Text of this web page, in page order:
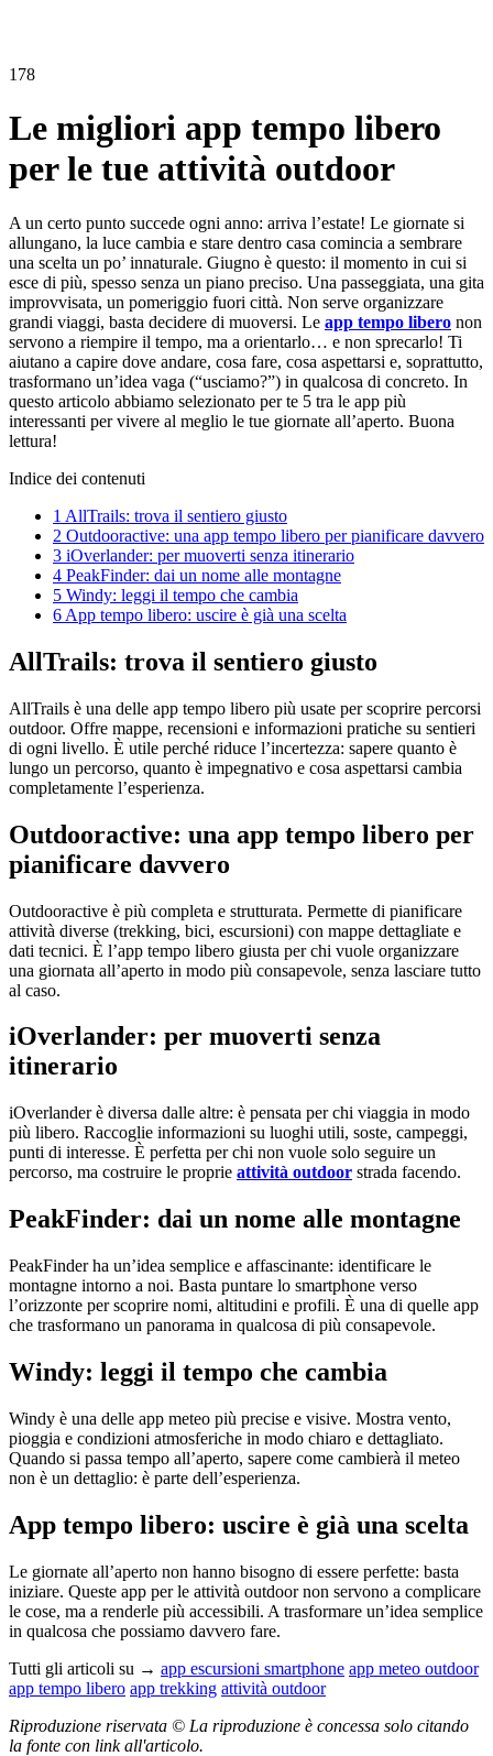
178
Le migliori app tempo libero
per le tue attività outdoor
A un certo punto succede ogni anno: arriva l’estate! Le giornate si
allungano, la luce cambia e stare dentro casa comincia a sembrare
una scelta un po’ innaturale. Giugno è questo: il momento in cui si
esce di più, spesso senza un piano preciso. Una passeggiata, una gita
improvvisata, un pomeriggio fuori città. Non serve organizzare
grandi viaggi, basta decidere di muoversi. Le app tempo libero non
servono a riempire il tempo, ma a orientarlo… e non sprecarlo! Ti
aiutano a capire dove andare, cosa fare, cosa aspettarsi e, soprattutto,
trasformano un’idea vaga (“usciamo?”) in qualcosa di concreto. In
questo articolo abbiamo selezionato per te 5 tra le app più
interessanti per vivere al meglio le tue giornate all’aperto. Buona
lettura!
Indice dei contenuti
1 AllTrails: trova il sentiero giusto
2 Outdooractive: una app tempo libero per pianificare davvero
3 iOverlander: per muoverti senza itinerario
4 PeakFinder: dai un nome alle montagne
5 Windy: leggi il tempo che cambia
6 App tempo libero: uscire è già una scelta
AllTrails: trova il sentiero giusto
AllTrails è una delle app tempo libero più usate per scoprire percorsi
outdoor. Offre mappe, recensioni e informazioni pratiche su sentieri
di ogni livello. È utile perché riduce l’incertezza: sapere quanto è
lungo un percorso, quanto è impegnativo e cosa aspettarsi cambia
completamente l’esperienza.
Outdooractive: una app tempo libero per
pianificare davvero
Outdooractive è più completa e strutturata. Permette di pianificare
attività diverse (trekking, bici, escursioni) con mappe dettagliate e
dati tecnici. È l’app tempo libero giusta per chi vuole organizzare
una giornata all’aperto in modo più consapevole, senza lasciare tutto
al caso.
iOverlander: per muoverti senza
itinerario
iOverlander è diversa dalle altre: è pensata per chi viaggia in modo
più libero. Raccoglie informazioni su luoghi utili, soste, campeggi,
punti di interesse. È perfetta per chi non vuole solo seguire un
percorso, ma costruire le proprie attività outdoor strada facendo.
PeakFinder: dai un nome alle montagne
PeakFinder ha un’idea semplice e affascinante: identificare le
montagne intorno a noi. Basta puntare lo smartphone verso
l’orizzonte per scoprire nomi, altitudini e profili. È una di quelle app
che trasformano un panorama in qualcosa di più consapevole.
Windy: leggi il tempo che cambia
Windy è una delle app meteo più precise e visive. Mostra vento,
pioggia e condizioni atmosferiche in modo chiaro e dettagliato.
Quando si passa tempo all’aperto, sapere come cambierà il meteo
non è un dettaglio: è parte dell’esperienza.
App tempo libero: uscire è già una scelta
Le giornate all’aperto non hanno bisogno di essere perfette: basta
iniziare. Queste app per le attività outdoor non servono a complicare
le cose, ma a renderle più accessibili. A trasformare un’idea semplice
in qualcosa che possiamo davvero fare.
Tutti gli articoli su → app escursioni smartphone app meteo outdoor
app tempo libero app trekking attività outdoor
Riproduzione riservata © La riproduzione è concessa solo citando
la fonte con link all'articolo.